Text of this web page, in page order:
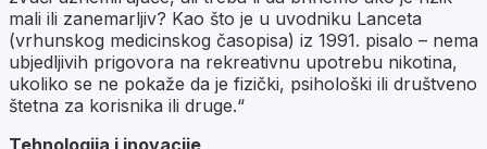
mali ili zanemarljiv? Kao što je u uvodniku Lanceta
(vrhunskog medicinskog časopisa) iz 1991. pisalo – nema
ubjedljivih prigovora na rekreativnu upotrebu nikotina,
ukoliko se ne pokaže da je fizički, psihološki ili društveno
štetna za korisnika ili druge.“
Tehnologija i inovacije